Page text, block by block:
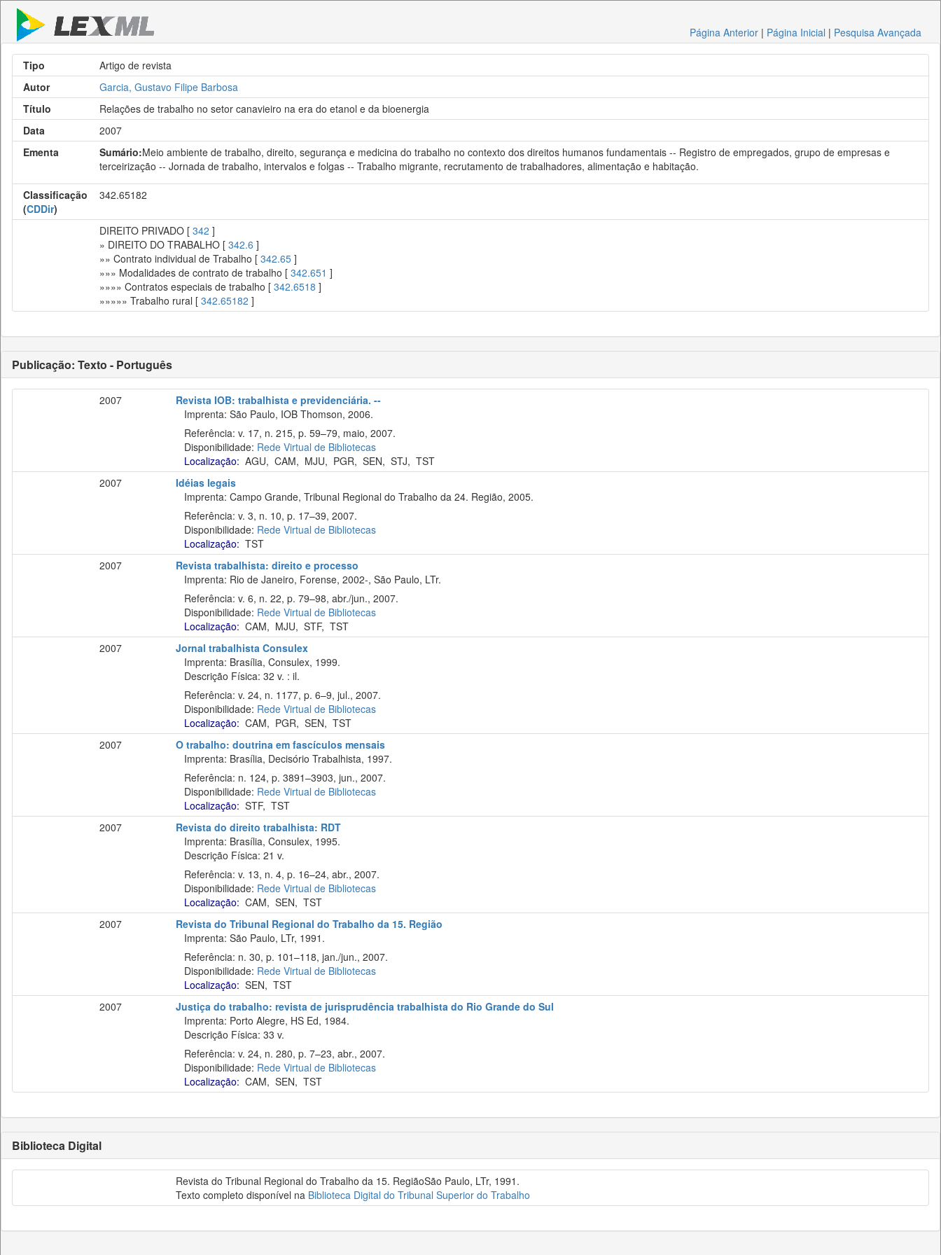
Página Anterior | Página Inicial | Pesquisa Avançada
Tipo
Artigo de revista
Autor
Garcia, Gustavo Filipe Barbosa
Título
Relações de trabalho no setor canavieiro na era do etanol e da bioenergia
Data
2007
Ementa
Sumário:Meio ambiente de trabalho, direito, segurança e medicina do trabalho no contexto dos direitos humanos fundamentais -- Registro de empregados, grupo de empresas e
terceirização -- Jornada de trabalho, intervalos e folgas -- Trabalho migrante, recrutamento de trabalhadores, alimentação e habitação.
Classificação
(CDDir)
342.65182
DIREITO PRIVADO [ 342 ]
» DIREITO DO TRABALHO [ 342.6 ]
»» Contrato individual de Trabalho [ 342.65 ]
»»» Modalidades de contrato de trabalho [ 342.651 ]
»»»» Contratos especiais de trabalho [ 342.6518 ]
»»»»» Trabalho rural [ 342.65182 ]
Publicação: Texto - Português
2007
Revista IOB: trabalhista e previdenciária. --
Imprenta: São Paulo, IOB Thomson, 2006.
Referência: v. 17, n. 215, p. 59–79, maio, 2007.
Disponibilidade: Rede Virtual de Bibliotecas
Localização: AGU, CAM, MJU, PGR, SEN, STJ, TST
2007
Idéias legais
Imprenta: Campo Grande, Tribunal Regional do Trabalho da 24. Região, 2005.
Referência: v. 3, n. 10, p. 17–39, 2007.
Disponibilidade: Rede Virtual de Bibliotecas
Localização: TST
2007
Revista trabalhista: direito e processo
Imprenta: Rio de Janeiro, Forense, 2002-, São Paulo, LTr.
Referência: v. 6, n. 22, p. 79–98, abr./jun., 2007.
Disponibilidade: Rede Virtual de Bibliotecas
Localização: CAM, MJU, STF, TST
2007
Jornal trabalhista Consulex
Imprenta: Brasília, Consulex, 1999.
Descrição Física: 32 v. : il.
Referência: v. 24, n. 1177, p. 6–9, jul., 2007.
Disponibilidade: Rede Virtual de Bibliotecas
Localização: CAM, PGR, SEN, TST
2007
O trabalho: doutrina em fascículos mensais
Imprenta: Brasília, Decisório Trabalhista, 1997.
Referência: n. 124, p. 3891–3903, jun., 2007.
Disponibilidade: Rede Virtual de Bibliotecas
Localização: STF, TST
2007
Revista do direito trabalhista: RDT
Imprenta: Brasília, Consulex, 1995.
Descrição Física: 21 v.
Referência: v. 13, n. 4, p. 16–24, abr., 2007.
Disponibilidade: Rede Virtual de Bibliotecas
Localização: CAM, SEN, TST
2007
Revista do Tribunal Regional do Trabalho da 15. Região
Imprenta: São Paulo, LTr, 1991.
Referência: n. 30, p. 101–118, jan./jun., 2007.
Disponibilidade: Rede Virtual de Bibliotecas
Localização: SEN, TST
2007
Justiça do trabalho: revista de jurisprudência trabalhista do Rio Grande do Sul
Imprenta: Porto Alegre, HS Ed, 1984.
Descrição Física: 33 v.
Referência: v. 24, n. 280, p. 7–23, abr., 2007.
Disponibilidade: Rede Virtual de Bibliotecas
Localização: CAM, SEN, TST
Biblioteca Digital
Revista do Tribunal Regional do Trabalho da 15. RegiãoSão Paulo, LTr, 1991.
Texto completo disponível na Biblioteca Digital do Tribunal Superior do Trabalho